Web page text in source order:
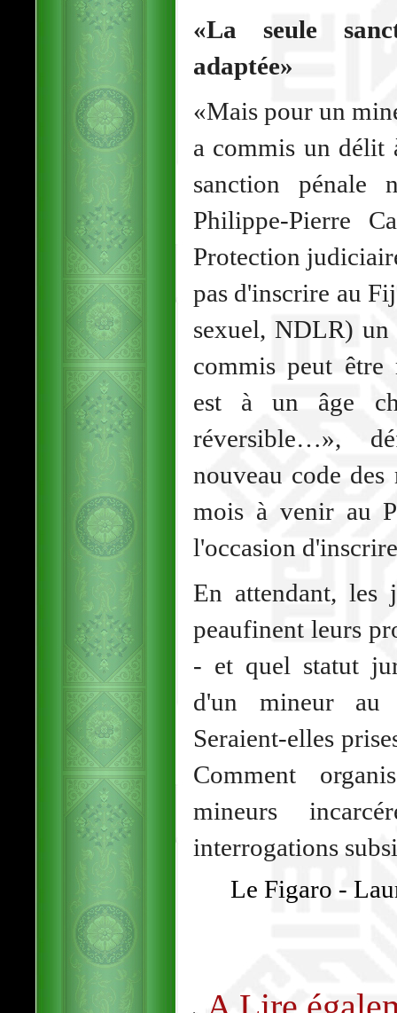
«La seule
adaptée»
«Mais pour un
a commis un délit
sanction pénale
Philippe-Pierre
Protection
pas d'inscrire au
sexuel, NDLR) un
commis peut
est à un âge
réversible…»,
nouveau code
mois à venir au
l'occasion
En attendant, les
peaufinent leurs
- et quel statut
d'un mineur au
Seraient-elles
Comment
mineurs
interrogations
Le Figaro -